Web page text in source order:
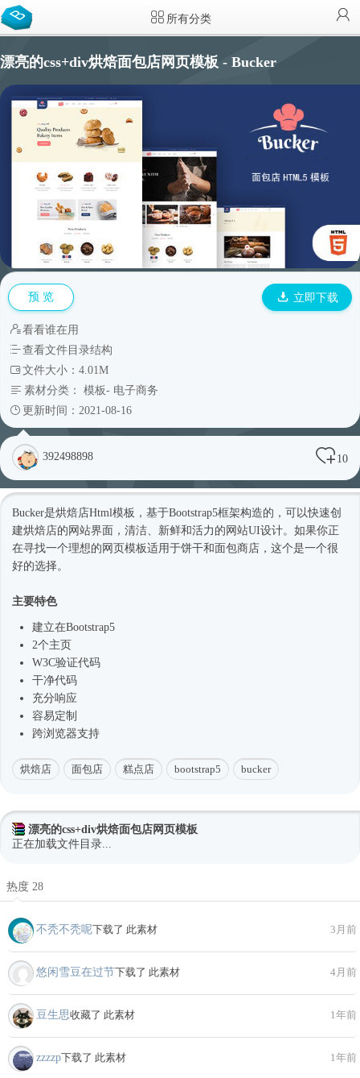
所有分类
漂亮的css+div烘焙面包店网页模板 - Bucker
预 览 立即下载
看看谁在用
查看文件目录结构
文件大小：4.01M
素材分类： 模板- 电子商务
更新时间：2021-08-16
392498898 10
Bucker是烘焙店Html模板 ，基于Bootstrap5框架构造的，可以快速创
建烘焙店的网站界面，清洁、新鲜和活力的网站UI设计。如果你正
在寻找一个理想的 网页模板适用于饼干和面包商店，这个是一个很
好的选择。
主要特色
建立在Bootstrap5
2个主页
W3C验证代码
干净代码
充分响应
容易定制
跨浏览器支持
烘焙店 面包店 糕点店 bootstrap5 bucker
漂亮的css+div烘焙面包店网页模板
正在加载文件目录...
热度 28
不秃不秃呢下载了 此素材 3月前
悠闲雪豆在过节下载了 此素材 4月前
豆生思收藏了 此素材 1年前
zzzzp下载了 此素材 1年前